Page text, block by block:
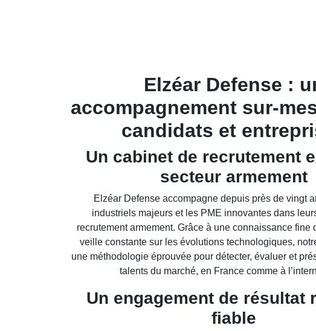
Elzéar Defense :
accompagnement sur-
candidats et
Un cabinet de recrutement
secteur armement
Elzéar Defense accompagne depuis près de vingt
industriels majeurs et les PME innovantes dans
recrutement armement. Grâce à une connaissance fine
veille constante sur les évolutions technologiques,
une méthodologie éprouvée pour détecter, évaluer et
talents du marché, en France comme à
Un engagement de résultat
fiable